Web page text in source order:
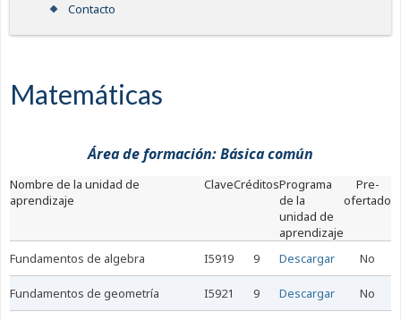
Contacto
Matemáticas
Área de formación: Básica común
nombre de la unidad de
aprendizaje
ClaveCréditosPrograma
de la
unidad de
aprendizaje
Pre-
ofertado
fundamentos de algebra I5919 9 Descargar No
fundamentos de geometría I5921 9 Descargar No